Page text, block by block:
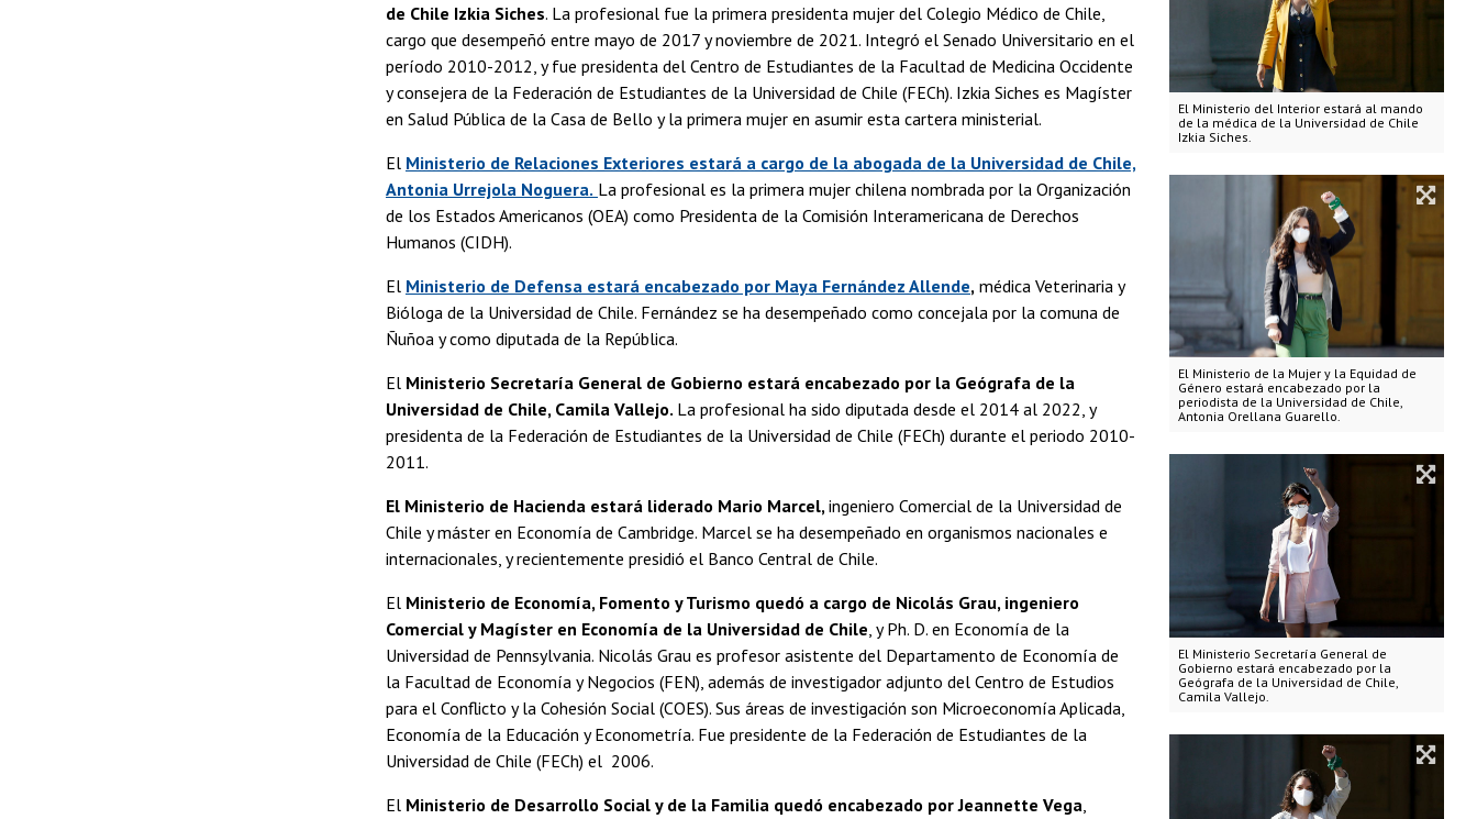
El Ministerio del Interior estará al mando
de la médica de la Universidad de Chile
Izkia Siches.
El Ministerio de la Mujer y la Equidad de
Género estará encabezado por la
periodista de la Universidad de Chile,
Antonia Orellana Guarello.
El Ministerio Secretaría General de
Gobierno estará encabezado por la
Geógrafa de la Universidad de Chile,
Camila Vallejo.
de Chile Izkia Siches. La profesional fue la primera presidenta mujer del Colegio Médico de Chile,
cargo que desempeñó entre mayo de 2017 y noviembre de 2021. Integró el Senado Universitario en el
período 2010-2012, y fue presidenta del Centro de Estudiantes de la Facultad de Medicina Occidente
y consejera de la Federación de Estudiantes de la Universidad de Chile (FECh). Izkia Siches es Magíster
en Salud Pública de la Casa de Bello y la primera mujer en asumir esta cartera ministerial.
El Ministerio de Relaciones Exteriores estará a cargo de la abogada de la Universidad de Chile,
Antonia Urrejola Noguera. La profesional es la primera mujer chilena nombrada por la Organización
de los Estados Americanos (OEA) como Presidenta de la Comisión Interamericana de Derechos
Humanos (CIDH).
El Ministerio de Defensa estará encabezado por Maya Fernández Allende, médica Veterinaria y
Bióloga de la Universidad de Chile. Fernández se ha desempeñado como concejala por la comuna de
Ñuñoa y como diputada de la República.
El Ministerio Secretaría General de Gobierno estará encabezado por la Geógrafa de la
Universidad de Chile, Camila Vallejo. La profesional ha sido diputada desde el 2014 al 2022, y
presidenta de la Federación de Estudiantes de la Universidad de Chile (FECh) durante el periodo 2010-
2011.
El Ministerio de Hacienda estará liderado Mario Marcel,ingeniero Comercial de la Universidad de
Chile y máster en Economía de Cambridge. Marcel se ha desempeñado en organismos nacionales e
internacionales, y recientemente presidió el Banco Central de Chile.
El Ministerio de Economía, Fomento y Turismo quedó a cargo de Nicolás Grau, ingeniero
Comercial y Magíster en Economía de la Universidad de Chile, y Ph. D. en Economía de la
Universidad de Pennsylvania. Nicolás Grau es profesor asistente del Departamento de Economía de
la Facultad de Economía y Negocios (FEN), además de investigador adjunto del Centro de Estudios
para el Conflicto y la Cohesión Social (COES). Sus áreas de investigación son Microeconomía Aplicada,
Economía de la Educación y Econometría. Fue presidente de la Federación de Estudiantes de la
Universidad de Chile (FECh) el 2006.
El Ministerio de Desarrollo Social y de la Familia quedó encabezado porJeannette Vega,